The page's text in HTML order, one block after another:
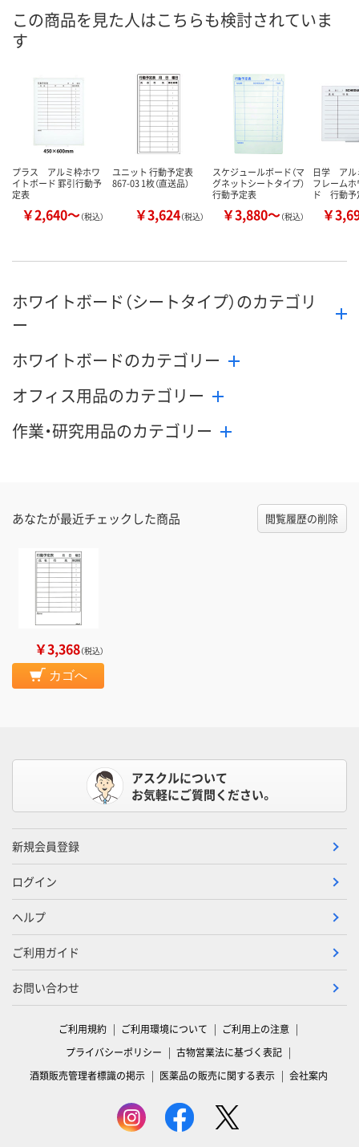
8月8日（土）
カゴへ カゴへ カ
この商品を見た人はこちらも検討されていま
す
プラス アルミ枠ホワ
イトボード 罫引行動予
定表
￥2,640～（税込）
ユニット 行動予定表
867-03 1枚（直送品）
￥3,624（税込）
スケジュールボード（マ
グネットシートタイプ）
行動予定表
￥3,880～（税込）
日学 アル
フレーム
ド 行動予
￥
ホワイトボード（シートタイプ）のカテゴリ
ー
ホワイトボードのカテゴリー
オフィス用品のカテゴリー
作業・研究用品のカテゴリー
あなたが最近チェックした商品 閲覧履歴の削除
￥3,368（税込）
カゴへ
アスクルについて
お気軽にご質問ください。
新規会員登録
ログイン
ヘルプ
ご利用ガイド
お問い合わせ
ご利用規約 ご利用環境について
ご利用上の注意
プライバシーポリシー
古物営業法に基づく表記
酒類販売管理者標識の掲示
医薬品の販売に関する表示 会社案内